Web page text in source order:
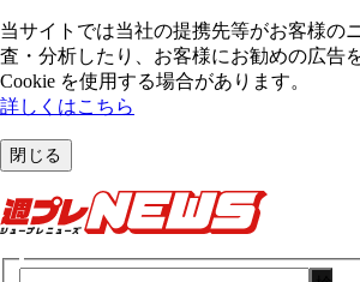
当サイトでは当社の提携先等がお客様の
査・分析したり、お客様にお勧めの広告
Cookie を使⽤する場合があります。
詳しくはこちら
閉じる